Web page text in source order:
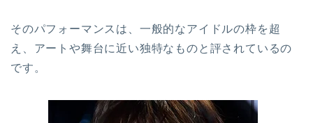
そのパフォーマンスは、一般的なアイドルの枠を超
え、アートや舞台に近い独特なものと評されているの
です。